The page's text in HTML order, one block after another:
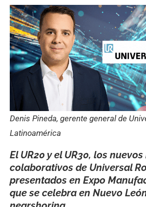
Denis Pineda, gerente general de
Latinoamérica
El UR20 y el UR30, los
colaborativos de Universal
presentados en Expo
que se celebra en Nuevo